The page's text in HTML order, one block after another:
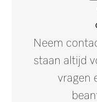
Neem
staan altijd
vragen